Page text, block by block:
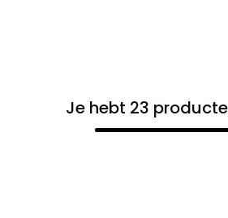
Je hebt 23